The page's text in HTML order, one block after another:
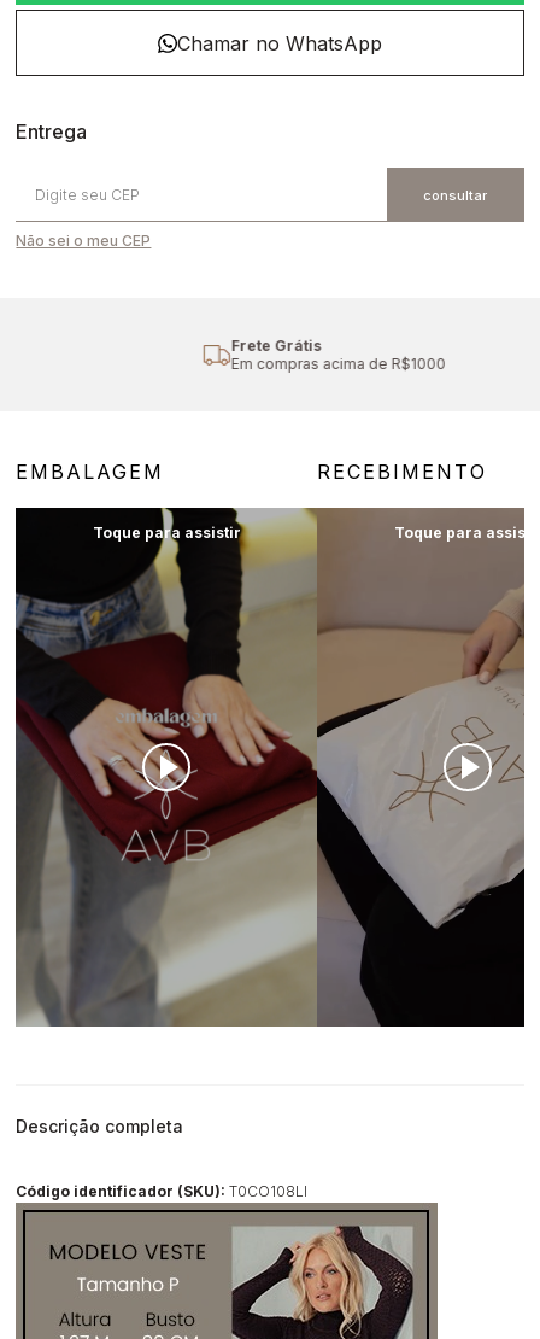
Não sei o meu CEP
Cupom Primeira Compra
Aproveite 10% off
EMBALAGEM RECEBIMENTO
Descrição completa
Código identificador (SKU): T0CO108LI